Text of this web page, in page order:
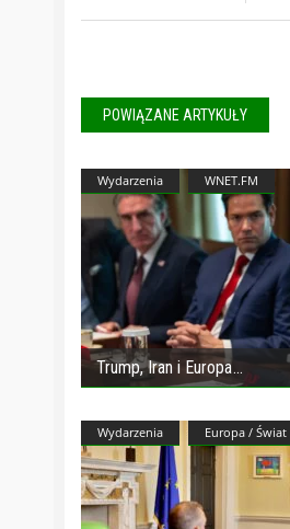
POWIĄZANE ARTYKUŁY
Wydarzenia WNET.FM
Trump, Iran i Europa
Wydarzenia Europa / Świat